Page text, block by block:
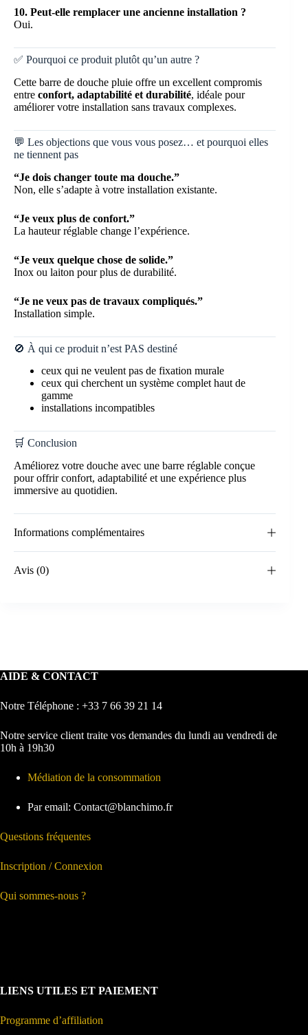
10. Peut-elle remplacer une ancienne installation ?
Oui.
✅ Pourquoi ce produit plutôt qu’un autre ?
Cette barre de douche pluie offre un excellent compromis
entre confort, adaptabilité et durabilité, idéale pour
améliorer votre installation sans travaux complexes.
💬 Les objections que vous vous posez… et pourquoi elles
ne tiennent pas
“Je dois changer toute ma douche.”
Non, elle s’adapte à votre installation existante.
“Je veux plus de confort.”
La hauteur réglable change l’expérience.
“Je veux quelque chose de solide.”
Inox ou laiton pour plus de durabilité.
“Je ne veux pas de travaux compliqués.”
Installation simple.
🚫 À qui ce produit n’est PAS destiné
ceux qui ne veulent pas de fixation murale
ceux qui cherchent un système complet haut de
gamme
installations incompatibles
🛒 Conclusion
Améliorez votre douche avec une barre réglable conçue
pour offrir confort, adaptabilité et une expérience plus
immersive au quotidien.
Informations complémentaires
Avis (0)
AIDE & CONTACT
Notre Téléphone : +33 7 66 39 21 14
Notre service client traite vos demandes du lundi au vendredi de
10h à 19h30
Médiation de la consommation
Par email: Contact@blanchimo.fr
Questions fréquentes
Inscription / Connexion
Qui sommes-nous ?
LIENS UTILES ET PAIEMENT
Programme d’affiliation